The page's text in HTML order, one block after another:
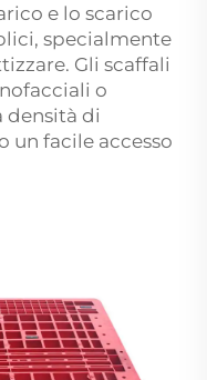
e lo scarico
specialmente
Gli scaffali
o
densità di
un facile accesso